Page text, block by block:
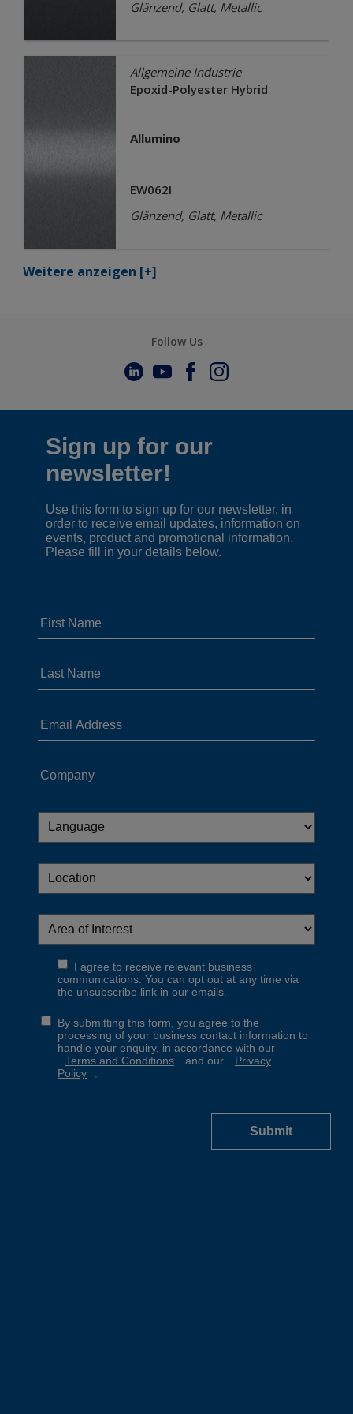
Glänzend, Glatt, Metallic
Allgemeine Industrie
Epoxid-Polyester Hybrid
Allumino
EW062I
Glänzend, Glatt, Metallic
Weitere anzeigen [+]
Follow Us